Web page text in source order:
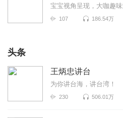
宝宝视角呈现，大咖趣
107 186.54万
头条
王炳忠讲台
为你讲台海，讲台湾！
230 506.01万